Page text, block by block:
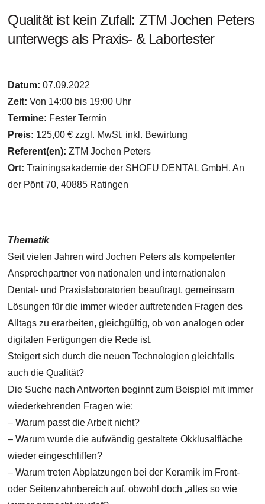
Qualität ist kein Zufall: ZTM Jochen Peters
unterwegs als Praxis- & Labortester
Datum:07.09.2022
Zeit: Von 14:00 bis 19:00 Uhr
Termine: Fester Termin
Preis: 125,00 € zzgl. MwSt. inkl. Bewirtung
Referent(en):ZTM Jochen Peters
Ort:Trainingsakademie der SHOFU DENTAL GmbH, An
der Pönt 70, 40885 Ratingen
Thematik
Seit vielen Jahren wird Jochen Peters als kompetenter
Ansprechpartner von nationalen und internationalen
Dental- und Praxislaboratorien beauftragt, gemeinsam
Lösungen für die immer wieder auftretenden Fragen des
Alltags zu erarbeiten, gleichgültig, ob von analogen oder
digitalen Fertigungen die Rede ist.
Steigert sich durch die neuen Technologien gleichfalls
auch die Qualität?
Die Suche nach Antworten beginnt zum Beispiel mit immer
wiederkehrenden Fragen wie:
– Warum passt die Arbeit nicht?
– Warum wurde die aufwändig gestaltete Okklusalfläche
wieder eingeschliffen?
– Warum treten Abplatzungen bei der Keramik im Front-
oder Seitenzahnbereich auf, obwohl doch „alles so wie